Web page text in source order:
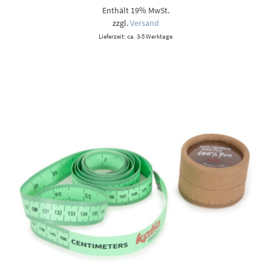
Enthält 19% MwSt.
zzgl.Versand
Lieferzeit: ca. 3-5 Werktage